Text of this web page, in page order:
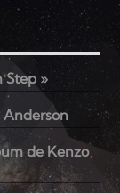
Step »
Anderson
de Kenzo